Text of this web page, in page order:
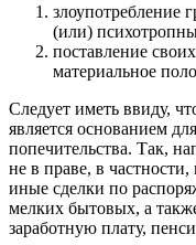
злоупотребление
(или)
поставление
материальное
Следует иметь ввиду,
является основанием
попечительства. Так,
не в праве, в
иные сделки по
мелких бытовых, а
заработную плату,